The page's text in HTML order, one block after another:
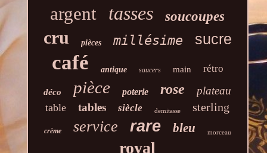
argent tasses soucoupes
cru pièces millésime sucre
café antique saucers main rétro
déco pièce poterie rose plateau
table tables siècle demitasse sterling
crème service rare bleu morceau
royal